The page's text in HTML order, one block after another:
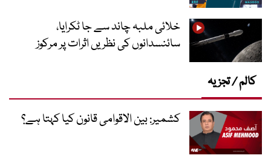
خلائی ملبہ چاند سے جا ٹکرایا،
سائنسدانوں کی نظریں اثرات پر مرکوز
کالم / تجزیہ
کشمیر: بین الاقوامی قانون کیا کہتا ہے؟